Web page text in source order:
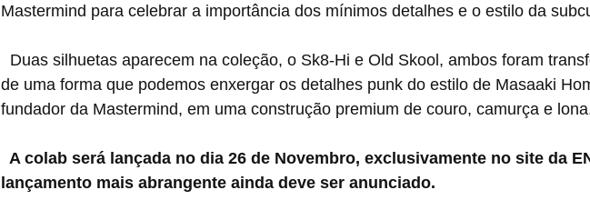
Mastermind para celebrar a importância dos mínimos detalhes e o estilo da
de uma forma que podemos enxergar os detalhes punk do estilo de Masaaki
fundador da Mastermind, em uma construção premium de couro, camurça e
A colab será lançada no dia 26 de Novembro, exclusivamente no site da
lançamento mais abrangente ainda deve ser anunciado.